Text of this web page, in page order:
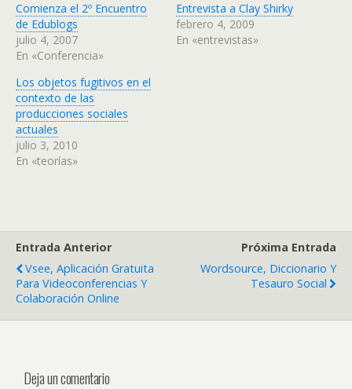
Comienza el 2º Encuentro
de Edublogs
julio 4, 2007
En «Conferencia»
Entrevista a Clay Shirky
febrero 4, 2009
En «entrevistas»
Los objetos fugitivos en el
contexto de las
producciones sociales
actuales
julio 3, 2010
En «teorías»
Entrada Anterior
Vsee, Aplicación Gratuita
Para Videoconferencias Y
Colaboración Online
Próxima Entrada
Wordsource, Diccionario Y
Tesauro Social
Deja un comentario